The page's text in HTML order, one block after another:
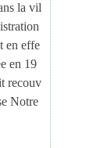
la vil
en effe
en 19
recouv
Notre